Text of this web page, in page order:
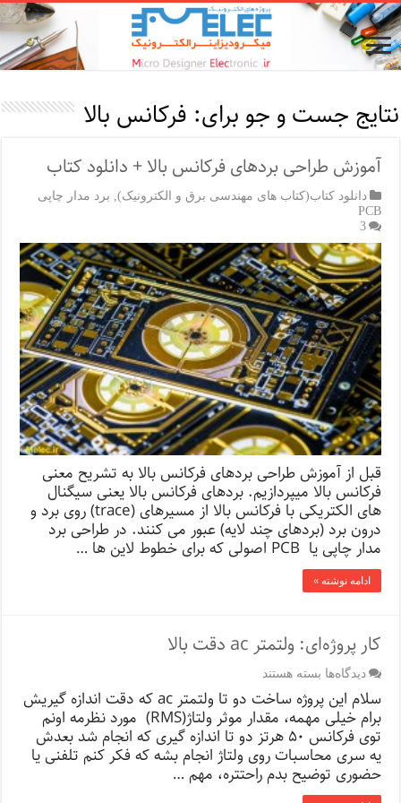
نتایج جست و جو برای: فرکانس بالا
آموزش طراحی بردهای فرکانس بالا + دانلود کتاب
دانلود کتاب(کتاب های مهندسی برق و الکترونیک) برد مدار چاپی
PCB
3
قبل از آموزش طراحی بردهای فرکانس بالا به تشریح معنی
فرکانس بالا میپردازیم. بردهای فرکانس بالا یعنی سیگنال
های الکتریکی با فرکانس بالا از مسیرهای (trace) روی برد و
درون برد (بردهای چند لایه) عبور می کنند. در طراحی برد
مدار چاپی یا PCB اصولی که برای خطوط لاین ها …
ادامه نوشته »
کار پروژه‌ای: ولتمتر ac دقت بالا
دیدگاه‌ها برای
پروژه‌ای:
ولتمتر
دقت
بالا
بسته هستند
سلام این پروژه ساخت دو تا ولتمتر ac که دقت اندازه گیریش
برام خیلی مهمه، مقدار موثر ولتاژ(RMS) مورد نظرمه اونم
توی فرکانس ۵۰ هرتز دو تا اندازه گیری که انجام شد بعدش
یه سری محاسبات روی ولتاژ انجام بشه که فکر کنم تلفنی یا
حضوری توضیح بدم راحتتره، مهم …